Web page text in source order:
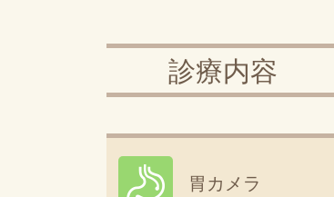
診療内容
胃カメラ